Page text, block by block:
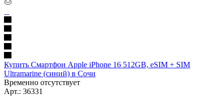
Купить Смартфон Apple iPhone 16 512GB, eSIM + SIM
Ultramarine (синий) в Сочи
Временно отсутствует
Арт.: 36331